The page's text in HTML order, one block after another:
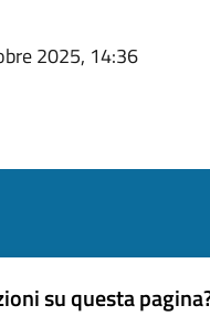
2025, 14:36
su questa